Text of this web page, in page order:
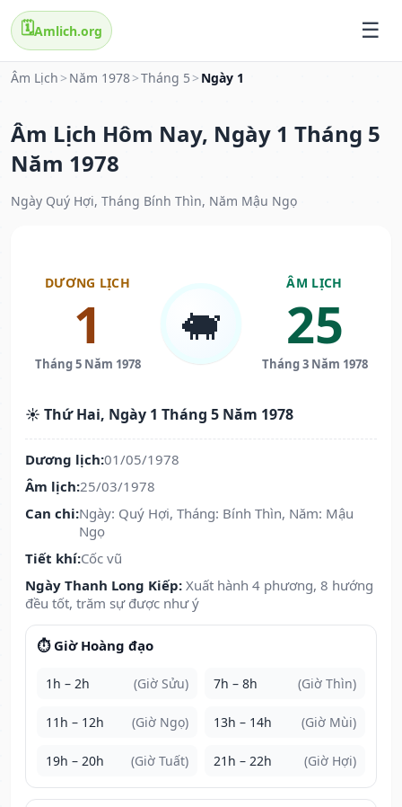
🗓️Amlich.org
Âm Lịch > Năm 1978>Tháng 5 > Ngày 1
Âm Lịch Hôm Nay, Ngày 1 Tháng 5
Năm 1978
Ngày Quý Hợi, Tháng Bính Thìn, Năm Mậu Ngọ
DƯƠNG LỊCH
1
Tháng 5 Năm 1978
🐖
ÂM LỊCH
25
Tháng 3 Năm 1978
☀️ Thứ Hai, Ngày 1 Tháng 5 Năm 1978
Dương lịch:01/05/1978
Âm lịch:25/03/1978
Can chi:Ngày: Quý Hợi, Tháng: Bính Thìn, Năm: Mậu
Ngọ
Tiết khí:Cốc vũ
Ngày Thanh Long Kiếp: Xuất hành 4 phương, 8 hướng
đều tốt, trăm sự được như ý
⏱️ Giờ Hoàng đạo
1h – 2h (Giờ Sửu) 7h – 8h (Giờ Thìn)
11h – 12h (Giờ Ngọ) 13h – 14h (Giờ Mùi)
19h – 20h (Giờ Tuất) 21h – 22h (Giờ Hợi)